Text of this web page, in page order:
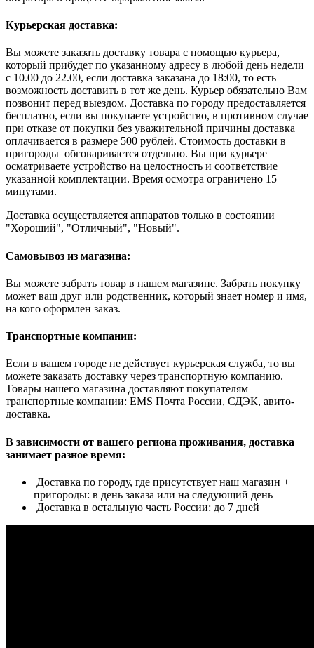
Курьерская доставка:
Вы можете заказать доставку товара с помощью курьера,
который прибудет по указанному адресу в любой день недели
с 10.00 до 22.00, если доставка заказана до 18:00, то есть
возможность доставить в тот же день. Курьер обязательно Вам
позвонит перед выездом. Доставка по городу предоставляется
бесплатно, если вы покупаете устройство, в противном случае
при отказе от покупки без уважительной причины доставка
оплачивается в размере 500 рублей. Стоимость доставки в
пригороды обговаривается отдельно. Вы при курьере
осматриваете устройство на целостность и соответствие
указанной комплектации. Время осмотра ограничено 15
минутами.
Доставка осуществляется аппаратов только в состоянии
"Хороший", "Отличный", "Новый".
Самовывоз из магазина:
Вы можете забрать товар в нашем магазине. Забрать покупку
может ваш друг или родственник, который знает номер и имя,
на кого оформлен заказ.
Транспортные компании:
Если в вашем городе не действует курьерская служба, то вы
можете заказать доставку через транспортную компанию.
Товары нашего магазина доставляют покупателям
транспортные компании: EMS Почта России, СДЭК, авито-
доставка.
В зависимости от вашего региона проживания, доставка
занимает разное время:
Доставка по городу, где присутствует наш магазин +
пригороды: в день заказа или на следующий день
Доставка в остальную часть России: до 7 дней